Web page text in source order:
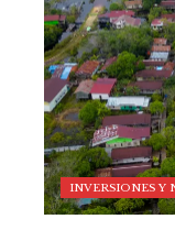
INVERSIONES Y